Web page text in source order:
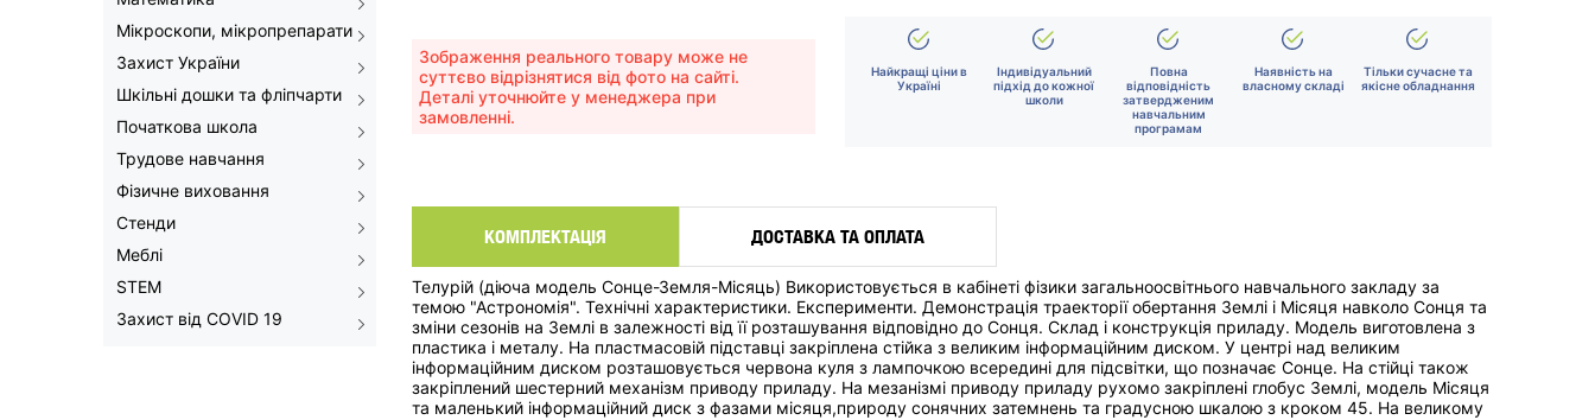
Мікроскопи, мікропрепарати
Захист України
Шкільні дошки та фліпчарти
Початкова школа
Трудове навчання
Фізичне виховання
Стенди
Меблі
STEM
Захист від COVID 19
Зображення реального товару може не
суттєво відрізнятися від фото на сайті.
Деталі уточнюйте у менеджера при
замовленні.
Найкращі ціни в
Україні
Індивідуальний
підхід до кожної
школи
Повна
відповідність
затвердженим
навчальним
програмам
Наявність на
власному складі
Тільки сучасне та
якісне обладнання
КОМПЛЕКТАЦІЯ ДОСТАВКА ТА ОПЛАТА
Телурій (діюча модель Сонце-Земля-Місяць) Використовується в кабінеті фізики загальноосвітнього навчального закладу за
темою "Астрономія". Технічні характеристики. Експерименти. Демонстрація траекторії обертання Землі і Місяця навколо Сонця та
зміни сезонів на Землі в залежності від її розташування відповідно до Сонця. Склад і конструкція приладу. Модель виготовлена з
пластика і металу. На пластмасовій підставці закріплена стійка з великим інформаційним диском. У центрі над великим
інформаційним диском розташовується червона куля з лампочкою всередині для підсвітки, що позначає Сонце. На стійці також
закріплений шестерний механізм приводу приладу. На мезанізмі приводу приладу рухомо закріплені глобус Землі, модель Місяця
та маленький інформаційний диск з фазами місяця,природу сонячних затемнень та градусною шкалою з кроком 45. На великому